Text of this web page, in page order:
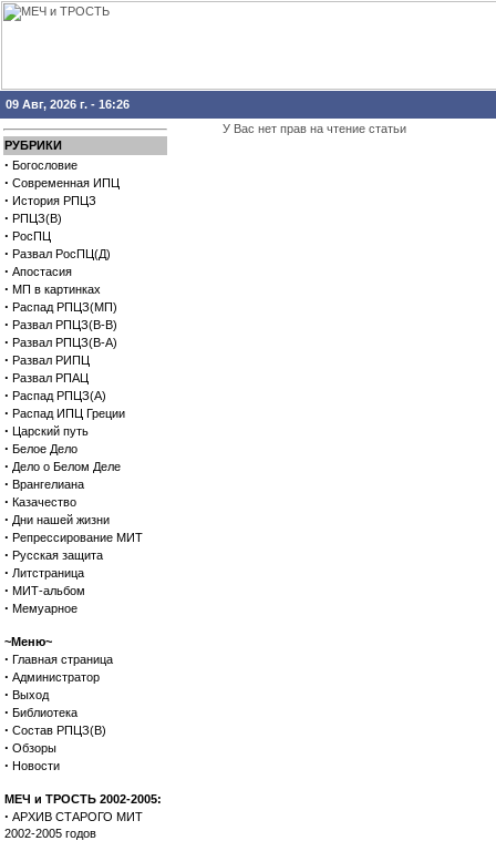
09 Авг, 2026 г. - 16:26
РУБРИКИ
· Богословие
· Современная ИПЦ
· История РПЦЗ
· РПЦЗ(В)
· РосПЦ
· Развал РосПЦ(Д)
· Апостасия
· МП в картинках
· Распад РПЦЗ(МП)
· Развал РПЦЗ(В-В)
· Развал РПЦЗ(В-А)
· Развал РИПЦ
· Развал РПАЦ
· Распад РПЦЗ(А)
· Распад ИПЦ Греции
· Царский путь
· Белое Дело
· Дело о Белом Деле
· Врангелиана
· Казачество
· Дни нашей жизни
· Репрессирование МИТ
· Русская защита
· Литстраница
· МИТ-альбом
· Мемуарное
~Меню~
· Главная страница
· Администратор
· Выход
· Библиотека
· Состав РПЦЗ(В)
· Обзоры
· Новости
МЕЧ и ТРОСТЬ 2002-2005:
· АРХИВ СТАРОГО МИТ
2002-2005 годов
У Вас нет прав на чтение статьи